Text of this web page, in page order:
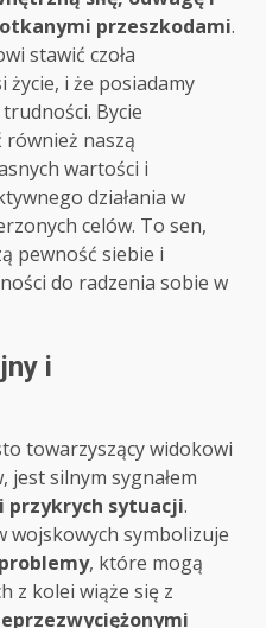
przeszkodami.
stawić czoła
i że posiadamy
Bycie
również naszą
wartości i
działania w
celów. To sen,
pewność siebie i
do radzenia sobie w
i
towarzyszący widokowi
silnym sygnałem
przykrych sytuacji.
symbolizuje
, które mogą
z kolei wiąże się z